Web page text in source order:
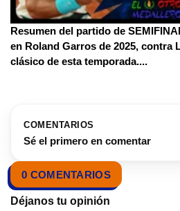
Resumen del partido de
en Roland Garros de 2025, contra
clásico de esta temporada....
COMENTARIOS
Sé el primero en comentar
0 COMENTARIOS